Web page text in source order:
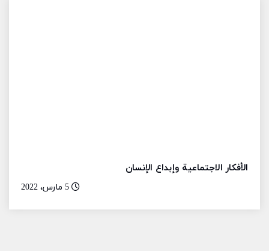
الأفكار الاجتماعية وإبداع الإنسان